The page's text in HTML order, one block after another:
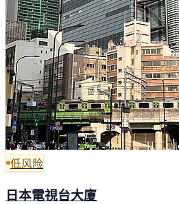
低风险
日本電視台大廈